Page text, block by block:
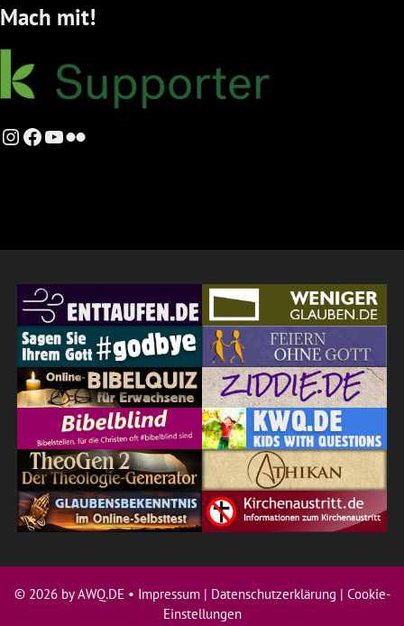
Mach mit!
Instagram
Facebook
YouTube
Flickr
© 2026 by AWQ.DE • Impressum| Datenschutzerklärung | Cookie-
Einstellungen